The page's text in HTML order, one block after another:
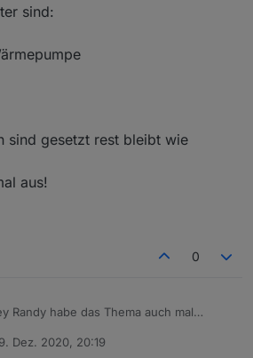
sind:
sind gesetzt rest bleibt wie
aus!
0
Randy habe das Thema auch mal
abgreifen können. Habe dazu
Dez. 2020, 20:19
von